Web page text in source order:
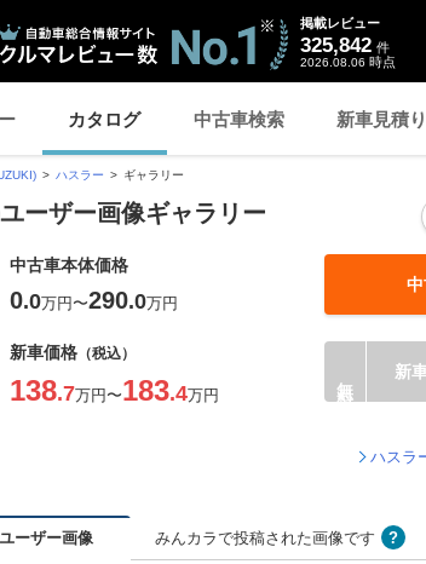
掲載レビュー
325,842 件
2026.08.06 時点
カタログ 中古車検索 新車見積り
ハスラー ギャラリー
ーザー画像ギャラリー
中古車本体価格
0.0万円〜290.0万円
新車価格 （税込）
138.7万円〜183.4万円
新
ハスラ
ユーザー画像 みんカラで投稿された画像です